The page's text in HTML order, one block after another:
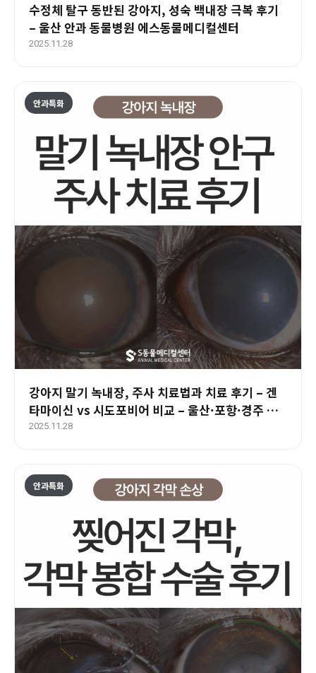
수정체 탈구 동반된 강아지, 성숙 백내장 극복 후기
– 울산 안과 동물병원 에스동물메디컬센터
2025.11.28
안과특화
강아지 말기 녹내장, 주사 치료법과 치료 후기 – 겐
타마이신 vs 시도포비어 비교 – 울산·포항·경주 안
과 전문 동물병원
2025.11.28
안과특화